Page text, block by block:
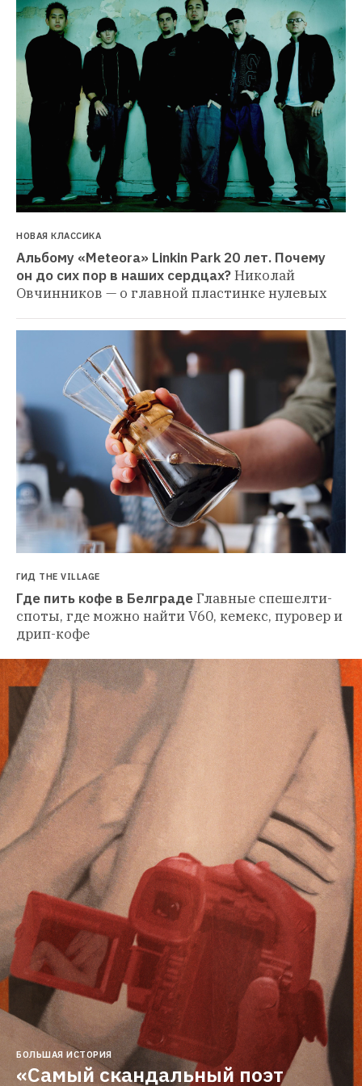
НОВАЯ КЛАССИКА
Альбому «Meteora» Linkin Park 20 лет. Почему
он до сих пор в наших сердцах?Николай
Овчинников — о главной пластинке нулевых
ГИД THE VILLAGE
Где пить кофе в БелградеГлавные спешелти-
споты, где можно найти V60, кемекс, пуровер и
дрип-кофе
БОЛЬШАЯ ИСТОРИЯ
«Самый скандальный поэт